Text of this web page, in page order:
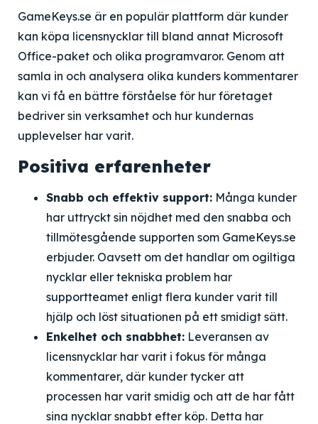
GameKeys.se är en populär plattform där kunder
kan köpa licensnycklar till bland annat Microsoft
Office-paket och olika programvaror. Genom att
samla in och analysera olika kunders kommentarer
kan vi få en bättre förståelse för hur företaget
bedriver sin verksamhet och hur kundernas
upplevelser har varit.
Positiva erfarenheter
Snabb och effektiv support: Många kunder
har uttryckt sin nöjdhet med den snabba och
tillmötesgående supporten som GameKeys.se
erbjuder. Oavsett om det handlar om ogiltiga
nycklar eller tekniska problem har
supportteamet enligt flera kunder varit till
hjälp och löst situationen på ett smidigt sätt.
Enkelhet och snabbhet: Leveransen av
licensnycklar har varit i fokus för många
kommentarer, där kunder tycker att
processen har varit smidig och att de har fått
sina nycklar snabbt efter köp. Detta har